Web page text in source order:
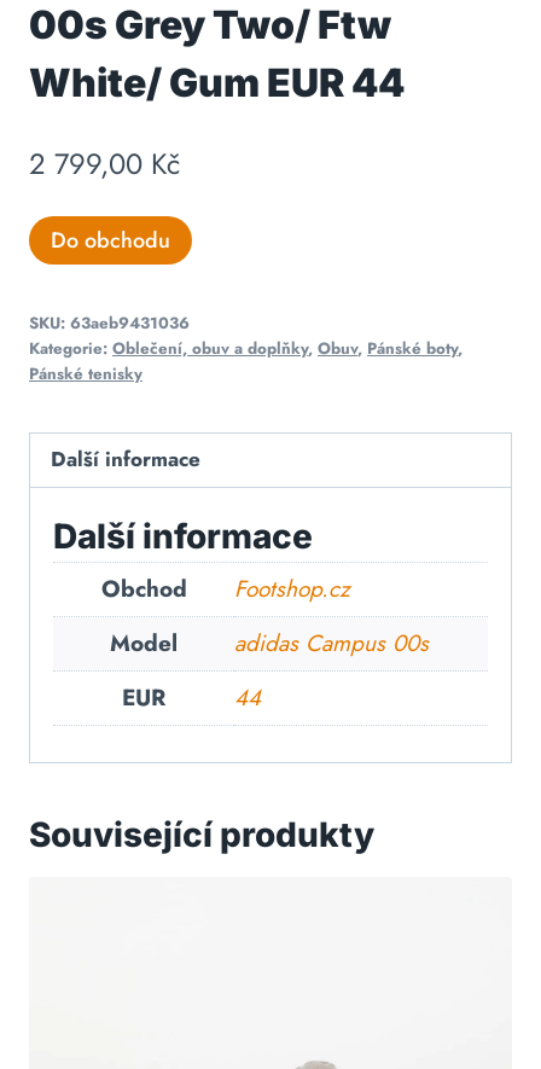
00s Grey Two/ Ftw
White/ Gum EUR 44
2 799,00 Kč
Do obchodu
SKU: 63aeb9431036
Kategorie: Oblečení, obuv a doplňky, Obuv, Pánské boty,
Pánské tenisky
Další informace
Další informace
Obchod
Footshop.cz
Model
adidas Campus 00s
EUR
44
Související produkty